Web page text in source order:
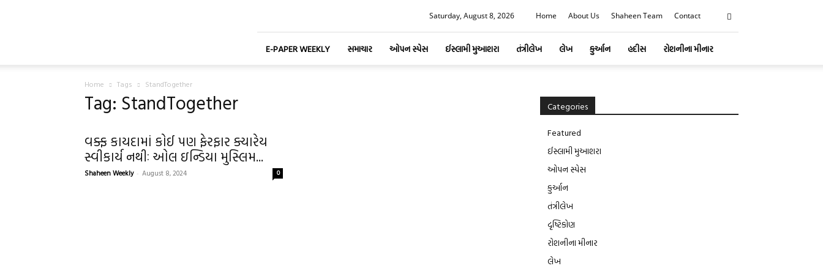
Saturday, August 8, 2026 Home About Us Shaheen Team Contact
E-PAPER WEEKLY સમાચાર ઓપન સ્પેસ ઈસ્લામી મુઆશરા તંત્રીલેખ લેખ કુર્આન હદીસ રોશનીના મીનાર
Home Tags StandTogether
Tag: StandTogether
વક્ફ કાયદામાં કોઈ પણ ફેરફાર ક્યારેય
સ્વીકાર્ય નથીઃ ઓલ ઇન્ડિયા મુસ્લિમ...
Shaheen Weekly - August 8, 2024 0
Categories
Featured
ઈસ્લામી મુઆશરા
ઓપન સ્પેસ
કુર્આન
તંત્રીલેખ
દૃષ્ટિકોણ
રોશનીના મીનાર
લેખ